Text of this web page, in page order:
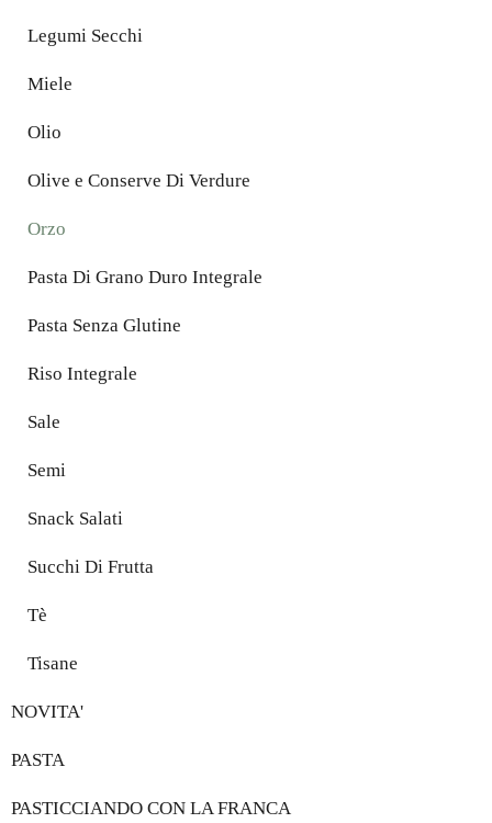
Legumi Secchi
Miele
Olio
Olive e Conserve Di Verdure
Orzo
Pasta Di Grano Duro Integrale
Pasta Senza Glutine
Riso Integrale
Sale
Semi
Snack Salati
Succhi Di Frutta
Tè
Tisane
NOVITA'
PASTA
PASTICCIANDO CON LA FRANCA